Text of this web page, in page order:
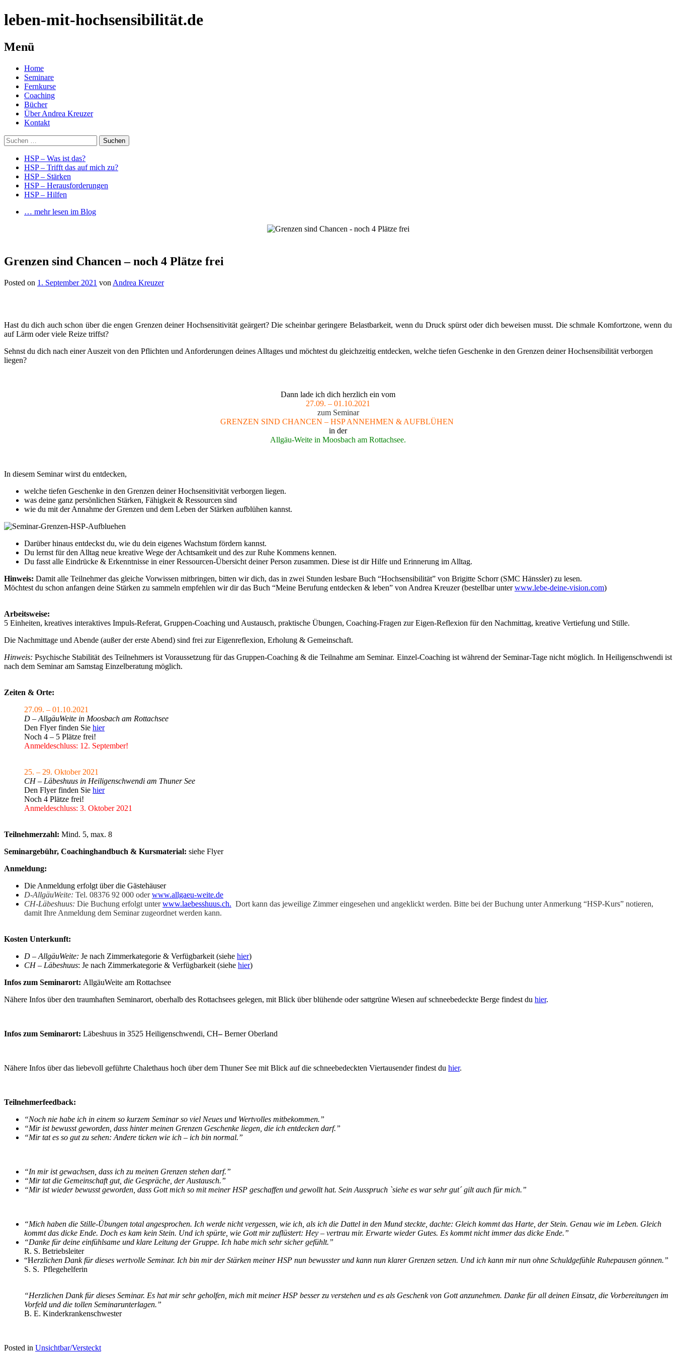
leben-mit-hochsensibilität.de
Menü
Springe
zum
Inhalt
Home
Seminare
Fernkurse
Coaching
Bücher
Über Andrea Kreuzer
Kontakt
Suchen
nach:
HSP – Was ist das?
HSP – Trifft das auf mich zu?
HSP – Stärken
HSP – Herausforderungen
HSP – Hilfen
… mehr lesen im Blog
Grenzen sind Chancen – noch 4 Plätze frei
Posted on 1. September 2021 von Andrea Kreuzer
Hast du dich auch schon über die engen Grenzen deiner Hochsensitivität geärgert? Die scheinbar geringere Belastbarkeit, wenn du Druck spürst oder dich beweisen musst. Die schmale Komfortzone, wenn du
auf Lärm oder viele Reize triffst?
Sehnst du dich nach einer Auszeit von den Pflichten und Anforderungen deines Alltages und möchtest du gleichzeitig entdecken, welche tiefen Geschenke in den Grenzen deiner Hochsensibilität verborgen
liegen?
Dann lade ich dich herzlich ein vom
27.09. – 01.10.2021
zum Seminar
GRENZEN SIND CHANCEN – HSP ANNEHMEN & AUFBLÜHEN
in der
Allgäu-Weite in Moosbach am Rottachsee.
In diesem Seminar wirst du entdecken,
welche tiefen Geschenke in den Grenzen deiner Hochsensitivität verborgen liegen.
was deine ganz persönlichen Stärken, Fähigkeit & Ressourcen sind
wie du mit der Annahme der Grenzen und dem Leben der Stärken aufblühen kannst.
Darüber hinaus entdeckst du, wie du dein eigenes Wachstum fördern kannst.
Du lernst für den Alltag neue kreative Wege der Achtsamkeit und des zur Ruhe Kommens kennen.
Du fasst alle Eindrücke & Erkenntnisse in einer Ressourcen-Übersicht deiner Person zusammen. Diese ist dir Hilfe und Erinnerung im Alltag.
Hinweis: Damit alle Teilnehmer das gleiche Vorwissen mitbringen, bitten wir dich, das in zwei Stunden lesbare Buch “Hochsensibilität” von Brigitte Schorr (SMC Hänssler) zu lesen.
Möchtest du schon anfangen deine Stärken zu sammeln empfehlen wir dir das Buch “Meine Berufung entdecken & leben” von Andrea Kreuzer (bestellbar unterwww.lebe-deine-vision.com)
Arbeitsweise:
5 Einheiten, kreatives interaktives Impuls-Referat, Gruppen-Coaching und Austausch, praktische Übungen, Coaching-Fragen zur Eigen-Reflexion für den Nachmittag, kreative Vertiefung und Stille.
Die Nachmittage und Abende (außer der erste Abend) sind frei zur Eigenreflexion, Erholung & Gemeinschaft.
Hinweis: Psychische Stabilität des Teilnehmers ist Voraussetzung für das Gruppen-Coaching & die Teilnahme am Seminar. Einzel-Coaching ist während der Seminar-Tage nicht möglich. In Heiligenschwendi ist
nach dem Seminar am Samstag Einzelberatung möglich.
Zeiten & Orte:
27.09. – 01.10.2021
D – AllgäuWeite in Moosbach am Rottachsee
Den Flyer finden Sie hier
Noch 4 – 5 Plätze frei!
Anmeldeschluss: 12. September!
25. – 29. Oktober 2021
CH – Läbeshuus in Heiligenschwendi am Thuner See
Den Flyer finden Sie hier
Noch 4 Plätze frei!
Anmeldeschluss: 3. Oktober 2021
Teilnehmerzahl: Mind. 5, max. 8
Seminargebühr, Coachinghandbuch & Kursmaterial: siehe Flyer
Anmeldung:
Die Anmeldung erfolgt über die Gästehäuser
D-AllgäuWeite: Tel. 08376 92 000 oder www.allgaeu-weite.de
CH-Läbeshuus: Die Buchung erfolgt unterwww.laebesshuus.ch. Dort kann das jeweilige Zimmer eingesehen und angeklickt werden. Bitte bei der Buchung unter Anmerkung “HSP-Kurs” notieren,
damit Ihre Anmeldung dem Seminar zugeordnet werden kann.
Kosten Unterkunft:
D – AllgäuWeite: Je nach Zimmerkategorie & Verfügbarkeit (siehe hier)
CH – Läbeshuus: Je nach Zimmerkategorie & Verfügbarkeit (siehe hier)
Infos zum Seminarort: AllgäuWeite am Rottachsee
Nähere Infos über den traumhaften Seminarort, oberhalb des Rottachsees gelegen, mit Blick über blühende oder sattgrüne Wiesen auf schneebedeckte Berge findest du hier.
Infos zum Seminarort: Läbeshuus in 3525 Heiligenschwendi, CH–Berner Oberland
Nähere Infos über das liebevoll geführte Chalethaus hoch über dem Thuner See mit Blick auf die schneebedeckten Viertausender findest du hier.
Teilnehmerfeedback:
“Noch nie habe ich in einem so kurzem Seminar so viel Neues und Wertvolles mitbekommen.”
“Mir ist bewusst geworden, dass hinter meinen Grenzen Geschenke liegen, die ich entdecken darf.”
“Mir tat es so gut zu sehen: Andere ticken wie ich – ich bin normal.”
“In mir ist gewachsen, dass ich zu meinen Grenzen stehen darf.”
“Mir tat die Gemeinschaft gut, die Gespräche, der Austausch.”
“Mir ist wieder bewusst geworden, dass Gott mich so mit meiner HSP geschaffen und gewollt hat. Sein Ausspruch `siehe es war sehr gut´ gilt auch für mich.”
“Mich haben die Stille-Übungen total angesprochen. Ich werde nicht vergessen, wie ich, als ich die Dattel in den Mund steckte, dachte: Gleich kommt das Harte, der Stein. Genau wie im Leben. Gleich
kommt das dicke Ende. Doch es kam kein Stein. Und ich spürte, wie Gott mir zuflüstert: Hey – vertrau mir. Erwarte wieder Gutes. Es kommt nicht immer das dicke Ende.”
“Danke für deine einfühlsame und klare Leitung der Gruppe. Ich habe mich sehr sicher gefühlt.”
R. S. Betriebsleiter
“Herzlichen Dank für dieses wertvolle Seminar. Ich bin mir der Stärken meiner HSP nun bewusster und kann nun klarer Grenzen setzen. Und ich kann mir nun ohne Schuldgefühle Ruhepausen gönnen.”
S. S. Pflegehelferin
“Herzlichen Dank für dieses Seminar. Es hat mir sehr geholfen, mich mit meiner HSP besser zu verstehen und es als Geschenk von Gott anzunehmen. Danke für all deinen Einsatz, die Vorbereitungen im
Vorfeld und die tollen Seminarunterlagen.”
B. E. Kinderkrankenschwester
Posted in Unsichtbar/Versteckt